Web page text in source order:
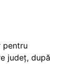
pentru
județ, după